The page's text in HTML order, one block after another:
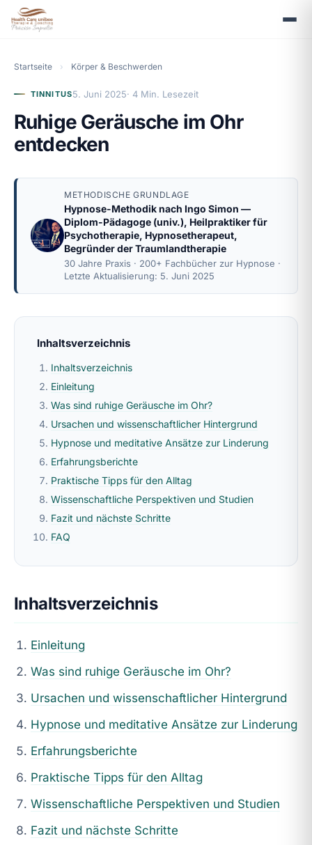
Startseite › Körper & Beschwerden
TINNITUS5. Juni 2025· 4 Min. Lesezeit
Ruhige Geräusche im Ohr
entdecken
METHODISCHE GRUNDLAGE
Hypnose-Methodik nach Ingo Simon —
Diplom-Pädagoge (univ.), Heilpraktiker für
Psychotherapie, Hypnosetherapeut,
Begründer der Traumlandtherapie
30 Jahre Praxis · 200+ Fachbücher zur Hypnose ·
Letzte Aktualisierung: 5. Juni 2025
Inhaltsverzeichnis
Inhaltsverzeichnis
Einleitung
Was sind ruhige Geräusche im Ohr?
Ursachen und wissenschaftlicher Hintergrund
Hypnose und meditative Ansätze zur Linderung
Erfahrungsberichte
Praktische Tipps für den Alltag
Wissenschaftliche Perspektiven und Studien
Fazit und nächste Schritte
FAQ
Inhaltsverzeichnis
Einleitung
Was sind ruhige Geräusche im Ohr?
Ursachen und wissenschaftlicher Hintergrund
Hypnose und meditative Ansätze zur Linderung
Erfahrungsberichte
Praktische Tipps für den Alltag
Wissenschaftliche Perspektiven und Studien
Fazit und nächste Schritte